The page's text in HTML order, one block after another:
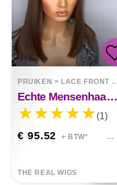
PRUIKEN > LACE FRONT WIGS
Echte Mensenhaar Gradiënt Voorkant Audrey
(1)
€ 95.52 + BTW*
THE REAL WIGS